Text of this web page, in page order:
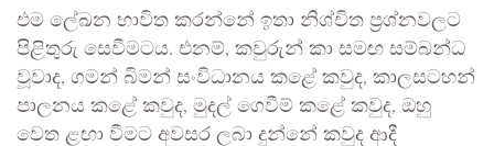
එම ලේඛන භාවිත කරන්නේ ඉතා නිශ්චිත ප්‍රශ්නවලට
පිළිතුරු සෙවීමටය. එනම්, කවුරුන් කා සමඟ සම්බන්ධ
වූවාද, ගමන් බිමන් සංවිධානය කළේ කවුද, කාලසටහන්
පාලනය කළේ කවුද, මුදල් ගෙවීම් කළේ කවුද, ඔහු
වෙත ළඟා වීමට අවසර ලබා දුන්නේ කවුද ආදී